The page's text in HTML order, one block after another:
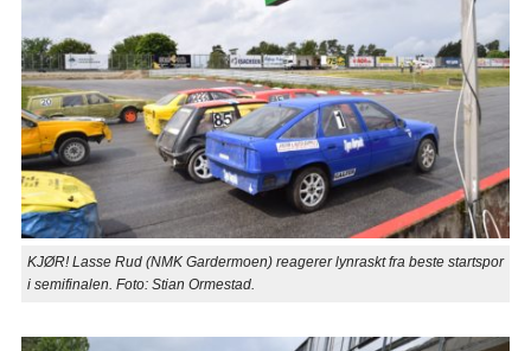
KJØR! Lasse Rud (NMK Gardermoen) reagerer lynraskt fra beste startspor
i semifinalen. Foto: Stian Ormestad.